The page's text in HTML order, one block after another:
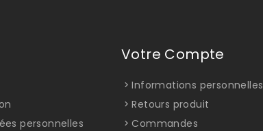
personnelles
Votre Compte
Informations personnelles
Retours produit
Commandes